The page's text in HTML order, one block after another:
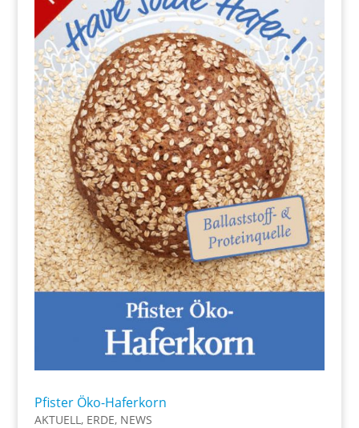
Pfister Öko-Haferkorn
AKTUELL , ERDE, NEWS